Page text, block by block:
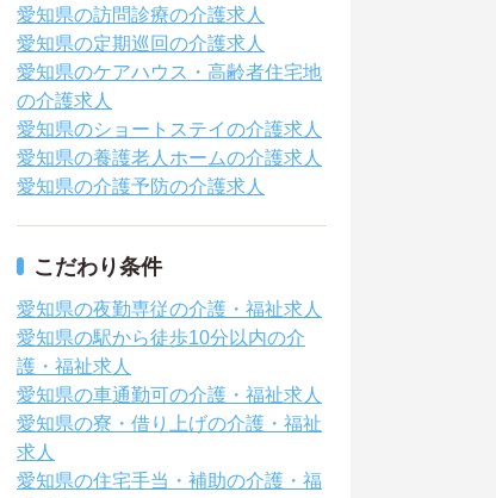
愛知県の訪問診療の介護求人
愛知県の定期巡回の介護求人
愛知県のケアハウス・高齢者住宅地
の介護求人
愛知県のショートステイの介護求人
愛知県の養護老人ホームの介護求人
愛知県の介護予防の介護求人
こだわり条件
愛知県の夜勤専従の介護・福祉求人
愛知県の駅から徒歩10分以内の介
護・福祉求人
愛知県の車通勤可の介護・福祉求人
愛知県の寮・借り上げの介護・福祉
求人
愛知県の住宅手当・補助の介護・福